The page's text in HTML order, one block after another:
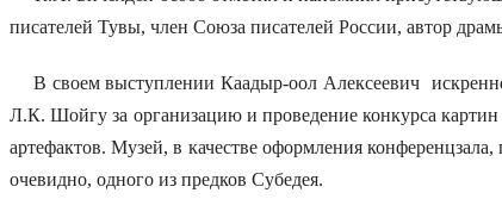
писателей Тувы, член Союза писателей России, автор
В своем выступлении Каадыр-оол Алексеевич
Л.К. Шойгу за организацию и проведение конкурса
артефактов. Музей, в качестве оформления
очевидно, одного из предков Субедея.